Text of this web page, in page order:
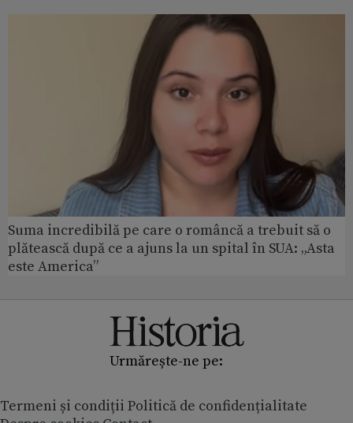
Suma incredibilă pe care o româncă a trebuit să o
plătească după ce a ajuns la un spital în SUA: „Asta
este America”
Urmărește-ne pe:
Termeni și condiții Politică de confidențialitate